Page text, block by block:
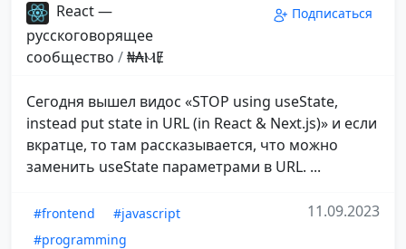
React —
русскоговорящее
сообщество /₦₳ⲘɆ
Подписаться
Сегодня вышел видос «STOP using useState,
instead put state in URL (in React & Next.js)» и если
вкратце, то там рассказывается, что можно
заменить useState параметрами в URL. ...
#frontend
#javascript
#programming
11.09.2023